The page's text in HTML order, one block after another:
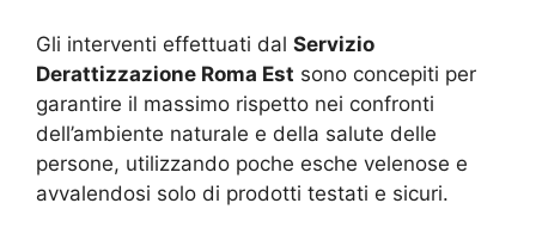
Gli interventi effettuati dal Servizio
Derattizzazione Roma Est sono concepiti per
garantire il massimo rispetto nei confronti
dell’ambiente naturale e della salute delle
persone, utilizzando poche esche velenose e
avvalendosi solo di prodotti testati e sicuri.